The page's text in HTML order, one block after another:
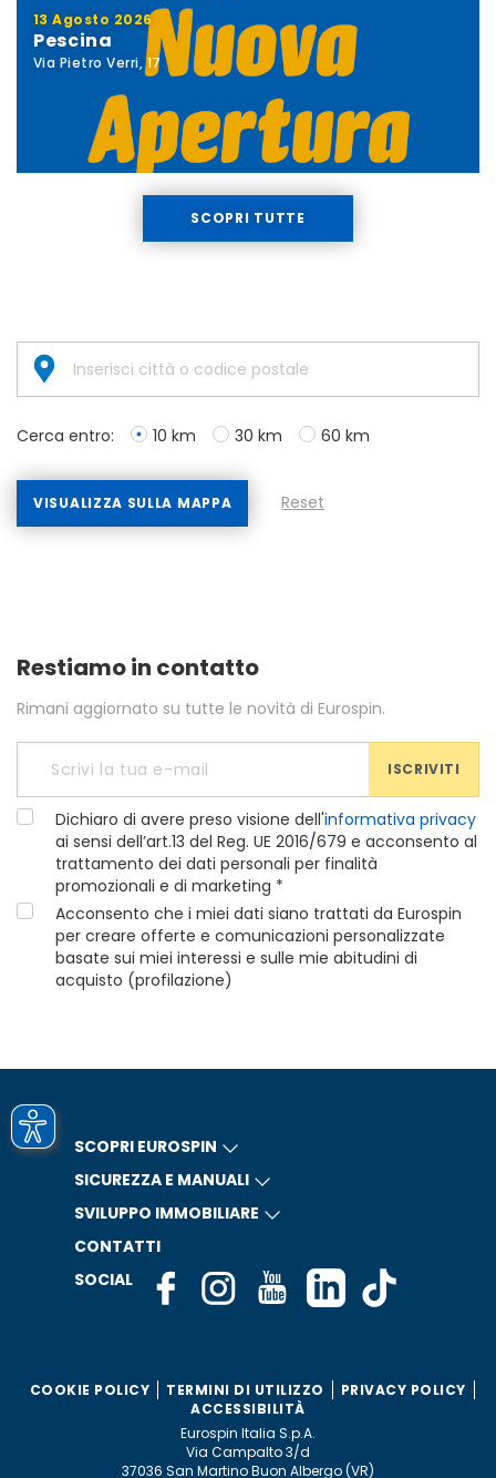
13 Agosto 2026
Pescina
Via Pietro Verri, 17
SCOPRI TUTTE
Cerca entro: 10 km 30 km 60 km
VISUALIZZA SULLA MAPPA Reset
Restiamo in contatto
Rimani aggiornato su tutte le novità di Eurospin.
ISCRIVITI
Dichiaro di avere preso visione dell'informativa privacy
ai sensi dell’art.13 del Reg. UE 2016/679 e acconsento al
trattamento dei dati personali per finalità
promozionali e di marketing *
Acconsento che i miei dati siano trattati da Eurospin
per creare offerte e comunicazioni personalizzate
basate sui miei interessi e sulle mie abitudini di
acquisto (profilazione)
SCOPRI EUROSPIN
SICUREZZA E MANUALI
SVILUPPO IMMOBILIARE
CONTATTI
SOCIAL
COOKIE POLICY TERMINI DI UTILIZZO
PRIVACY POLICY
ACCESSIBILITÀ
Eurospin Italia S.p.A.
Via Campalto 3/d
37036 San Martino Buon Albergo (VR)